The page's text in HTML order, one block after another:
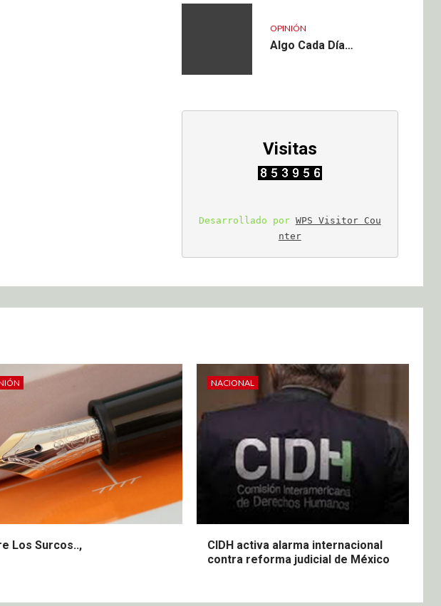
OPINIÓN
Algo Cada Día…
Visitas
Desarrollado por WPS Visitor Cou
nter
Los Surcos..,
NACIONAL
CIDH activa alarma internacional
contra reforma judicial de México